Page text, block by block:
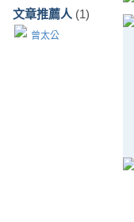
文章推薦人 (1)
曾太公